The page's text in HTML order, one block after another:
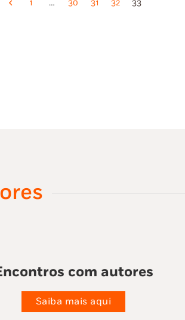
1 … 30 31 32 33
com autores
Saiba mais aqui